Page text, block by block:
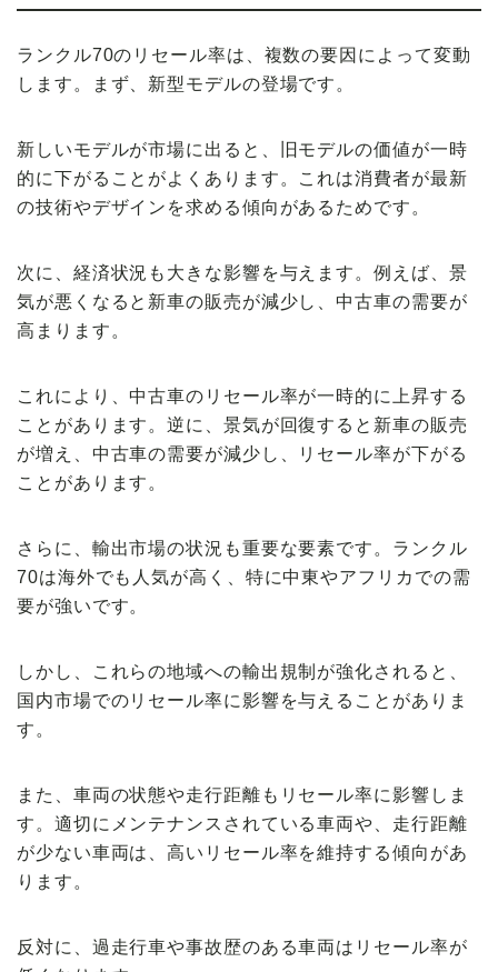
ランクル70のリセール率は、複数の要因によって変動
します。まず、新型モデルの登場です。
新しいモデルが市場に出ると、旧モデルの価値が一時
的に下がることがよくあります。これは消費者が最新
の技術やデザインを求める傾向があるためです。
次に、経済状況も大きな影響を与えます。例えば、景
気が悪くなると新車の販売が減少し、中古車の需要が
高まります。
これにより、中古車のリセール率が一時的に上昇する
ことがあります。逆に、景気が回復すると新車の販売
が増え、中古車の需要が減少し、リセール率が下がる
ことがあります。
さらに、輸出市場の状況も重要な要素です。ランクル
70は海外でも人気が高く、特に中東やアフリカでの需
要が強いです。
しかし、これらの地域への輸出規制が強化されると、
国内市場でのリセール率に影響を与えることがありま
す。
また、車両の状態や走行距離もリセール率に影響しま
す。適切にメンテナンスされている車両や、走行距離
が少ない車両は、高いリセール率を維持する傾向があ
ります。
反対に、過走行車や事故歴のある車両はリセール率が